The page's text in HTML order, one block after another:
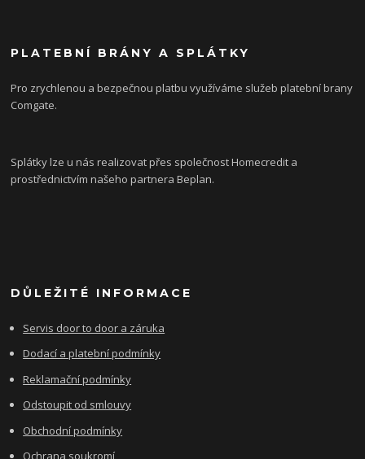
PLATEBNÍ BRÁNY A SPLÁTKY
Pro zrychlenou a bezpečnou platbu využíváme služeb platební brany
Comgate.
Splátky lze u nás realizovat přes společnost Homecredit a
prostřednictvím našeho partnera Beplan.
DŮLEŽITÉ INFORMACE
Servis door to door a záruka
Dodací a platební podmínky
Reklamační podmínky
Odstoupit od smlouvy
Obchodní podmínky
Ochrana soukromí